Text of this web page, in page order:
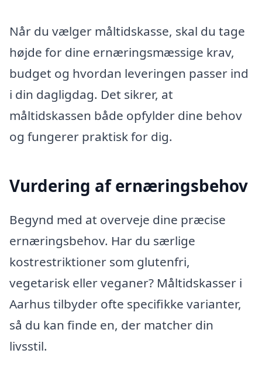
Når du vælger måltidskasse, skal du tage
højde for dine ernæringsmæssige krav,
budget og hvordan leveringen passer ind
i din dagligdag. Det sikrer, at
måltidskassen både opfylder dine behov
og fungerer praktisk for dig.
Vurdering af ernæringsbehov
Begynd med at overveje dine præcise
ernæringsbehov. Har du særlige
kostrestriktioner som glutenfri,
vegetarisk eller veganer? Måltidskasser i
Aarhus tilbyder ofte specifikke varianter,
så du kan finde en, der matcher din
livsstil.